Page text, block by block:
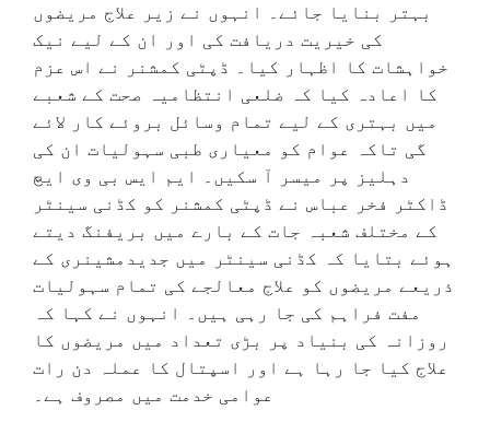
بہتر بنایا جائے۔ انہوں نے زیر علاج مریضوں
کی خیریت دریافت کی اور ان کے لیے نیک
خواہشات کا اظہار کیا۔ ڈپٹی کمشنر نے اس عزم
کا اعادہ کیا کہ ضلعی انتظامیہ صحت کے شعبے
میں بہتری کے لیے تمام وسائل بروئے کار لائے
گی تاکہ عوام کو معیاری طبی سہولیات ان کی
دہلیز پر میسر آ سکیں۔ ایم ایس بی وی ایچ
ڈاکٹر فخر عباس نے ڈپٹی کمشنر کو کڈنی سینٹر
کے مختلف شعبہ جات کے بارے میں بریفنگ دیتے
ہوئے بتایا کہ کڈنی سینٹر میں جدیدمشینری کے
ذریعے مریضوں کو علاج معالجے کی تمام سہولیات
مفت فراہم کی جا رہی ہیں۔ انہوں نے کہا کہ
روزانہ کی بنیاد پر بڑی تعداد میں مریضوں کا
علاج کیا جا رہا ہے اور اسپتال کا عملہ دن رات
عوامی خدمت میں مصروف ہے۔